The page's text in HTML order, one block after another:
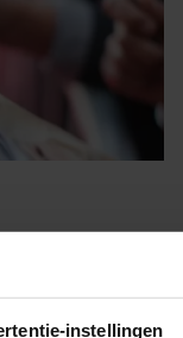
instellingen